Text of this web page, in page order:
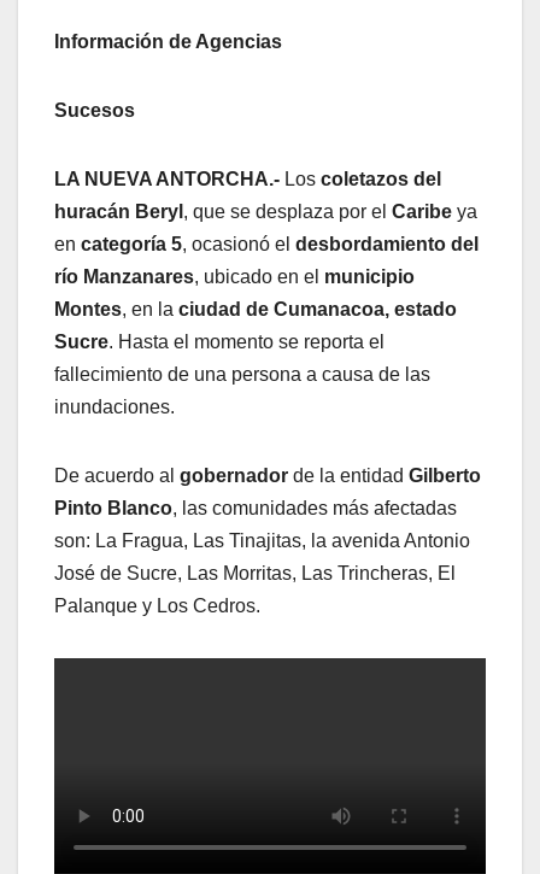
Información de Agencias
Sucesos
LA NUEVA ANTORCHA.- Los coletazos del
huracán Beryl , que se desplaza por el Caribe ya
en categoría 5, ocasionó el desbordamiento del
río Manzanares, ubicado en el municipio
Montes, en la ciudad de Cumanacoa, estado
Sucre. Hasta el momento se reporta el
fallecimiento de una persona a causa de las
inundaciones.
De acuerdo al gobernador de la entidad Gilberto
Pinto Blanco, las comunidades más afectadas
son: La Fragua, Las Tinajitas, la avenida Antonio
José de Sucre, Las Morritas, Las Trincheras, El
Palanque y Los Cedros.